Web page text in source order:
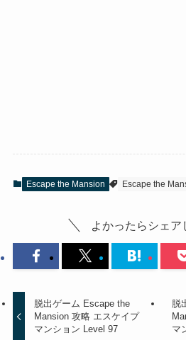
Escape the Mansion Escape the
よかったらシェア
脱出ゲーム Escape the
Mansion 攻略 エスケイプ
マンション Level 97
脱
マ